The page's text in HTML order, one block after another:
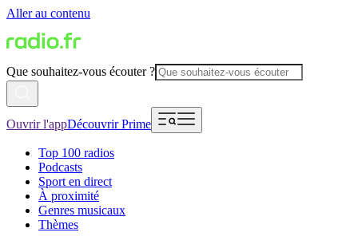
Aller au contenu
Que souhaitez-vous écouter ?
Ouvrir l'appDécouvrir Prime
Top 100 radios
Podcasts
Sport en direct
À proximité
Genres musicaux
Thèmes